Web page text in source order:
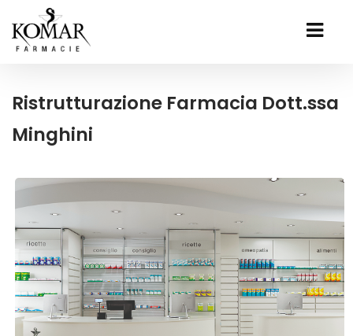
Ristrutturazione Farmacia Dott.ssa
Minghini